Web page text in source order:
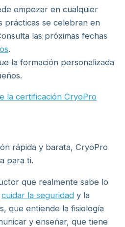
empezar en cualquier
prácticas se celebran en
las próximas fechas
.
la formación personalizada
la certificación CryoPro
rápida y barata, CryoPro
para ti.
que realmente sabe lo
cuidar la seguridad y la
que entiende la fisiología
y enseñar, que tiene